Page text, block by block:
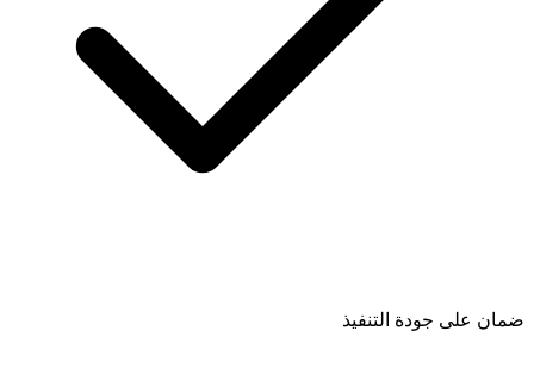
ضمان على جودة التنفيذ